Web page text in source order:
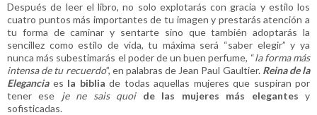
Después de leer el libro, no solo explotarás con gracia y estilo los
cuatro puntos más importantes de tu imagen y prestarás atención a
tu forma de caminar y sentarte sino que también adoptarás la
sencillez como estilo de vida, tu máxima será “saber elegir” y ya
nunca más subestimarás el poder de un buen perfume, “la forma más
intensa de tu recuerdo”, en palabras de Jean Paul Gaultier. Reina de la
Eleganciaes la biblia de todas aquellas mujeres que suspiran por
tener ese je ne sais quoi de las mujeres más elegantes y
sofisticadas.